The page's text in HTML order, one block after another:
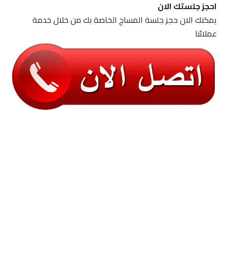
احجز جلستك الان
يمكنك الان حجز جلسة المساج الخاصة بك من خلال خدمة
عملائنا